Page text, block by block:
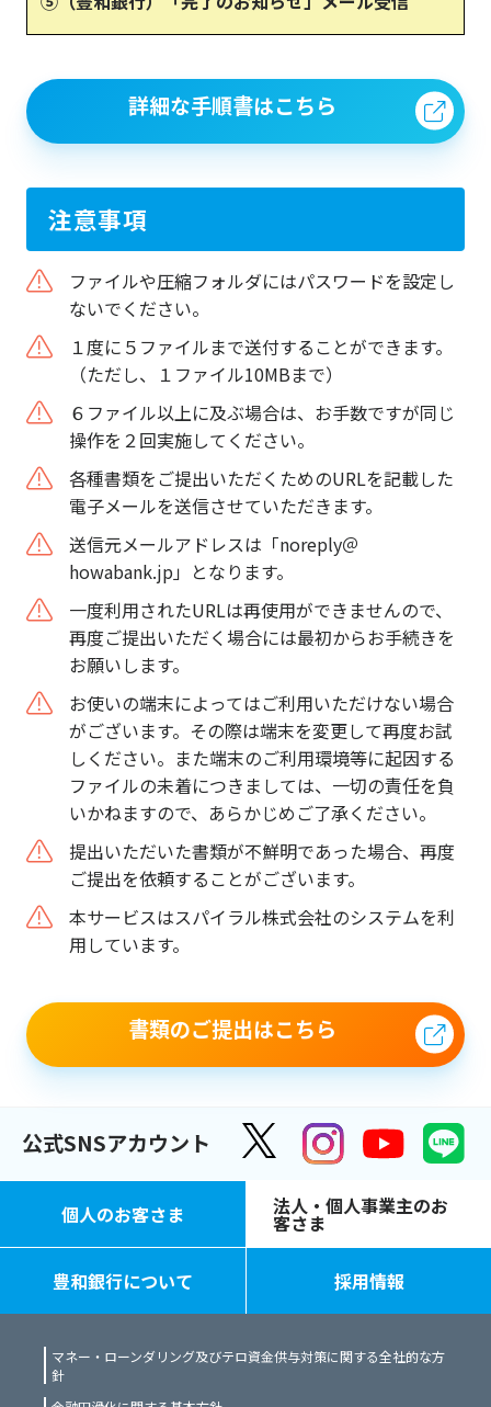
詳細な手順書はこちら
注意事項
ファイルや圧縮フォルダにはパスワードを設定し
ないでください。
１度に５ファイルまで送付することができます。
（ただし、１ファイル10MBまで）
６ファイル以上に及ぶ場合は、お手数ですが同じ
操作を２回実施してください。
各種書類をご提出いただくためのURLを記載した
電子メールを送信させていただきます。
送信元メールアドレスは「noreply＠
howabank.jp」となります。
一度利用されたURLは再使用ができませんので、
再度ご提出いただく場合には最初からお手続きを
お願いします。
お使いの端末によってはご利用いただけない場合
がございます。その際は端末を変更して再度お試
しください。また端末のご利用環境等に起因する
ファイルの未着につきましては、一切の責任を負
いかねますので、あらかじめご了承ください。
提出いただいた書類が不鮮明であった場合、再度
ご提出を依頼することがございます。
本サービスはスパイラル株式会社のシステムを利
用しています。
書類のご提出はこちら
公式SNSアカウント
個人のお客さま 法人・個人事業主のお
客さま
豊和銀行について 採用情報
マネー・ローンダリング及びテロ資金供与対策に関する全社的な方
針